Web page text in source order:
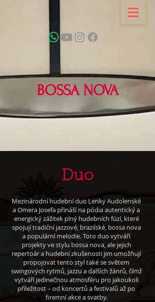
BOSSA NOVA
Duo
Mezinárodní hudební duo Lenky Audolenské
a Omera Josefa přináší na pódia autentický a
energický zážitek plný hudebních fúzí, které
spojují tradiční jazzové, brazilské, bossa nova
a populární melodie. Toto duo vytváří
projekty ve stylu bossa nova, ale jejich
repertoár a hudební zkušenosti jim umožňují
propojovat tento styl také se světem
swingových rytmů, jazzu a dalších žánrů, čímž
vytváří jedinečnou atmosféru pro jakoukoli
příležitost – od koncertů a festivalů až po
firemní akce a svatby.